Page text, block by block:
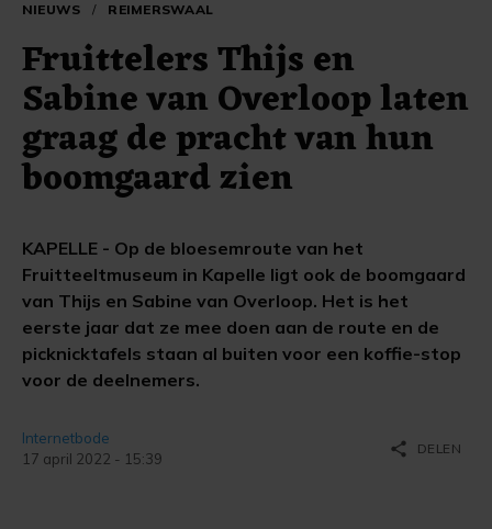
NIEUWS / REIMERSWAAL
Fruittelers Thijs en
Sabine van Overloop laten
graag de pracht van hun
boomgaard zien
KAPELLE - Op de bloesemroute van het
Fruitteeltmuseum in Kapelle ligt ook de boomgaard
van Thijs en Sabine van Overloop. Het is het
eerste jaar dat ze mee doen aan de route en de
picknicktafels staan al buiten voor een koffie-stop
voor de deelnemers.
Internetbode
17 april 2022 - 15:39
share DELEN